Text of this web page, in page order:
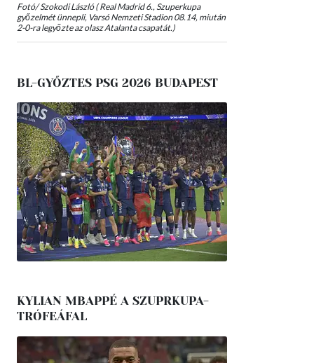
Fotó/ Szokodi László ( Real Madrid 6., Szuperkupa
győzelmét ünnepli, Varsó Nemzeti Stadion 08.14, miután
2-0-ra legyőzte az olasz Atalanta csapatát.)
BL-GYŐZTES PSG 2026 BUDAPEST
KYLIAN MBAPPÉ A SZUPRKUPA-
TRÓFEÁFAL